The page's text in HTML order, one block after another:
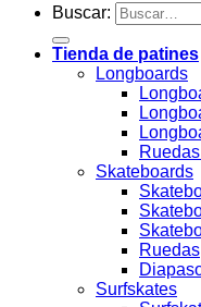
Buscar:
Tienda de patines
Longboards
Skateboards
Ruedas
Surfskates